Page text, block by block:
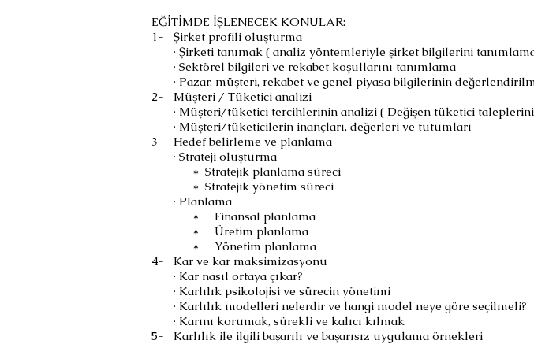
EĞİTİMDE İŞLENECEK KONULAR:
1- Şirket profili oluşturma
· Şirketi tanımak ( analiz yöntemleriyle şirket bilgilerini
· Sektörel bilgileri ve rekabet koşullarını tanımlama
· Pazar, müşteri, rekabet ve genel piyasa bilgilerinin
2- Müşteri / Tüketici analizi
· Müşteri/tüketici tercihlerinin analizi ( Değişen tüketici
· Müşteri/tüketicilerin inançları, değerleri ve tutumları
3- Hedef belirleme ve planlama
· Strateji oluşturma
* Stratejik planlama süreci
* Stratejik yönetim süreci
· Planlama
* Finansal planlama
* Üretim planlama
* Yönetim planlama
4- Kar ve kar maksimizasyonu
· Kar nasıl ortaya çıkar?
· Karlılık psikolojisi ve sürecin yönetimi
· Karlılık modelleri nelerdir ve hangi model neye göre seçilmeli?
· Karını korumak, sürekli ve kalıcı kılmak
5- Karlılık ile ilgili başarılı ve başarısız uygulama örnekleri